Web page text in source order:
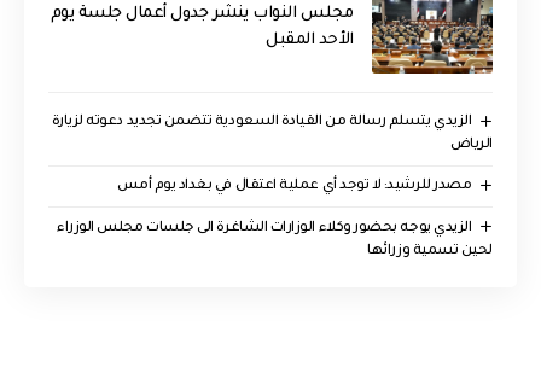
مجلس النواب ينشر جدول أعمال جلسة يوم
الأحد المقبل
الزيدي يتسلم رسالة من القيادة السعودية تتضمن تجديد دعوته لزيارة
الرياض
مصدر للرشيد: لا توجد أي عملية اعتقال في بغداد يوم أمس
الزيدي يوجه بحضور وكلاء الوزارات الشاغرة الى جلسات مجلس الوزراء
لحين تسمية وزرائها